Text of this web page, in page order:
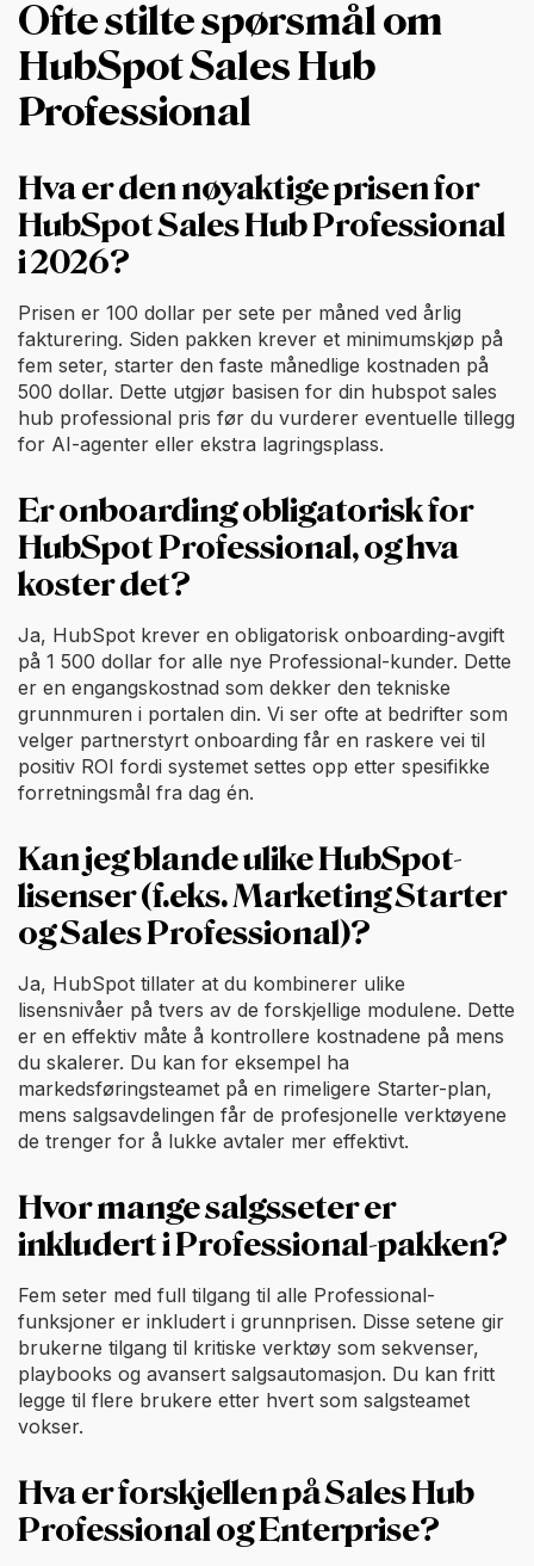
Ofte stilte spørsmål om
HubSpot Sales Hub
Professional
Hva er den nøyaktige prisen for
HubSpot Sales Hub Professional
i 2026?
Prisen er 100 dollar per sete per måned ved årlig
fakturering. Siden pakken krever et minimumskjøp på
fem seter, starter den faste månedlige kostnaden på
500 dollar. Dette utgjør basisen for din hubspot sales
hub professional pris før du vurderer eventuelle tillegg
for AI-agenter eller ekstra lagringsplass.
Er onboarding obligatorisk for
HubSpot Professional, og hva
koster det?
Ja, HubSpot krever en obligatorisk onboarding-avgift
på 1 500 dollar for alle nye Professional-kunder. Dette
er en engangskostnad som dekker den tekniske
grunnmuren i portalen din. Vi ser ofte at bedrifter som
velger partnerstyrt onboarding får en raskere vei til
positiv ROI fordi systemet settes opp etter spesifikke
forretningsmål fra dag én.
Kan jeg blande ulike HubSpot-
lisenser (f.eks. Marketing Starter
og Sales Professional)?
Ja, HubSpot tillater at du kombinerer ulike
lisensnivåer på tvers av de forskjellige modulene. Dette
er en effektiv måte å kontrollere kostnadene på mens
du skalerer. Du kan for eksempel ha
markedsføringsteamet på en rimeligere Starter-plan,
mens salgsavdelingen får de profesjonelle verktøyene
de trenger for å lukke avtaler mer effektivt.
Hvor mange salgsseter er
inkludert i Professional-pakken?
Fem seter med full tilgang til alle Professional-
funksjoner er inkludert i grunnprisen. Disse setene gir
brukerne tilgang til kritiske verktøy som sekvenser,
playbooks og avansert salgsautomasjon. Du kan fritt
legge til flere brukere etter hvert som salgsteamet
vokser.
Hva er forskjellen på Sales Hub
Professional og Enterprise?